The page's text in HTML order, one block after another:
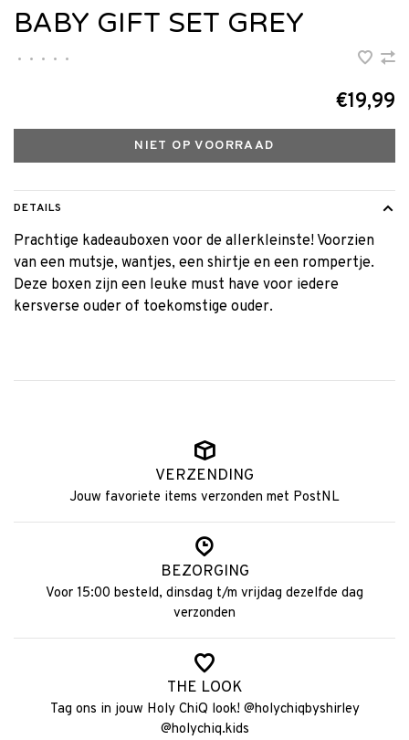
BABY GIFT SET GREY
• • • • •
€19,99
NIET OP VOORRAAD
DETAILS
Prachtige kadeauboxen voor de allerkleinste! Voorzien
van een mutsje, wantjes, een shirtje en een rompertje.
Deze boxen zijn een leuke must have voor iedere
kersverse ouder of toekomstige ouder.
VERZENDING
Jouw favoriete items verzonden met PostNL
BEZORGING
Voor 15:00 besteld, dinsdag t/m vrijdag dezelfde dag
verzonden
THE LOOK
Tag ons in jouw Holy ChiQ look! @holychiqbyshirley
@holychiq.kids